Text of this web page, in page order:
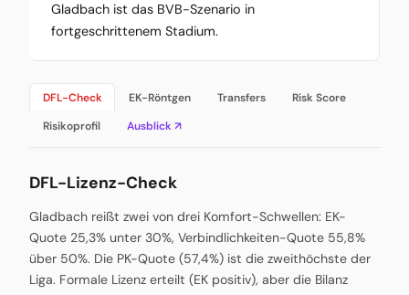
Gladbach ist das BVB-Szenario in
fortgeschrittenem Stadium.
DFL-Check EK-Röntgen Transfers
Risk Score
Risikoprofil
Ausblick ↗
DFL-Lizenz-Check
Gladbach reißt zwei von drei Komfort-Schwellen: EK-
Quote 25,3% unter 30%, Verbindlichkeiten-Quote 55,8%
über 50%. Die PK-Quote (57,4%) ist die zweithöchste der
Liga. Formale Lizenz erteilt (EK positiv), aber die Bilanz